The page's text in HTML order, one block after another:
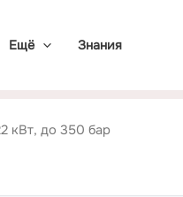
Ещё Знания
кВт, до 350 бар